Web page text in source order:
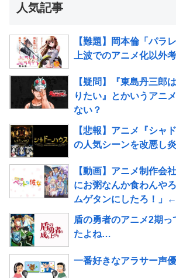
人気記事
【難題】岡本倫「パラ
上波でのアニメ化以外
【疑問】『東島丹三郎
りたい』とかいうアニ
ない？
【悲報】アニメ『シャ
の人気シーンを改悪し
【動画】アニメ制作会
にお粥なんか食わんや
ムゲタンにしたろ！」
盾の勇者のアニメ2期っ
たよね…
一番好きなアラサー声